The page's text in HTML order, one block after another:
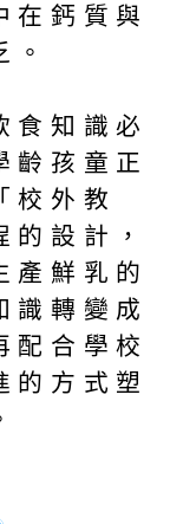
在鈣質與
。
食知識必
齡孩童正
校外教
的設計，
產鮮乳的
識轉變成
配合學校
的方式塑